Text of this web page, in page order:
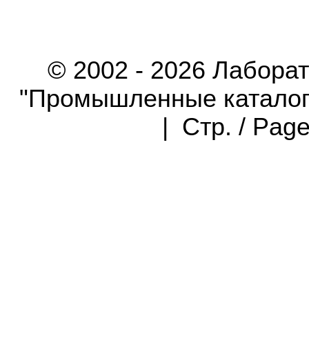
© 2002 - 2026
"Промышленные
| Стр. /